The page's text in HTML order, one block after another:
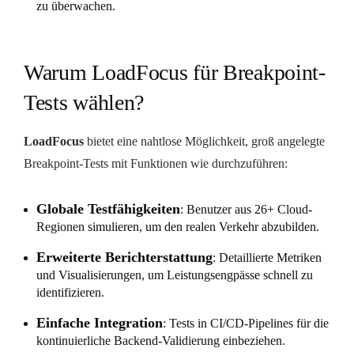
zu überwachen.
Warum LoadFocus für Breakpoint-
Tests wählen?
LoadFocus bietet eine nahtlose Möglichkeit, groß angelegte
Breakpoint-Tests mit Funktionen wie durchzuführen:
Globale Testfähigkeiten: Benutzer aus 26+ Cloud-
Regionen simulieren, um den realen Verkehr abzubilden.
Erweiterte Berichterstattung: Detaillierte Metriken
und Visualisierungen, um Leistungsengpässe schnell zu
identifizieren.
Einfache Integration: Tests in CI/CD-Pipelines für die
kontinuierliche Backend-Validierung einbeziehen.